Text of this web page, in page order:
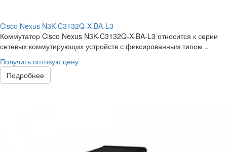
Cisco Nexus N3K-C3132Q-X-BA-L3
Коммутатор Cisco Nexus N3K-C3132Q-X-BA-L3 относится к серии
сетевых коммутирующих устройств с фиксированным типом ..
Получить оптовую цену
Подробнее